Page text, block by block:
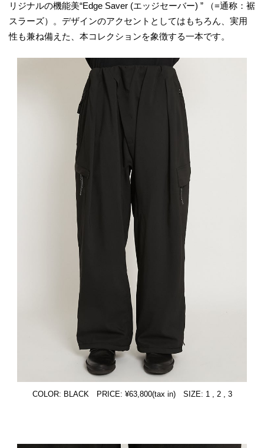
リジナルの機能美“Edge Saver (エッジセーバー) ” （=通称：裾
スラーズ）。デザインのアクセントとしてはもちろん、実用
性も兼ね備えた、本コレクションを象徴する一本です。
COLOR: BLACK PRICE: ¥63,800(tax in) SIZE: 1 , 2 , 3